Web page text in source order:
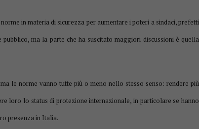
in materia di sicurezza per aumentare i poteri a sindaci, prefetti
ma la parte che ha suscitato maggiori discussioni è quella
le norme vanno tutte più o meno nello stesso senso: rendere più
loro lo status di protezione internazionale, in particolare se hanno
presenza in Italia.